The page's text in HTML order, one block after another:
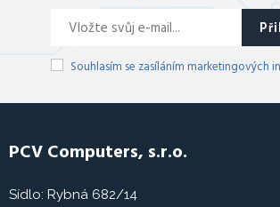
Souhlasím se zasíláním marketingových
PCV Computers, s.r.o.
Sídlo: Rybná 682/14